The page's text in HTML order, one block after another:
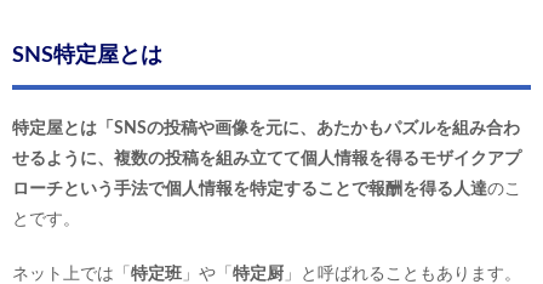
SNS特定屋とは
特定屋とは「SNSの投稿や画像を元に、あたかもパズルを組み合わ
せるように、複数の投稿を組み立てて個人情報を得るモザイクアプ
ローチという手法で個人情報を特定することで報酬を得る人達のこ
とです。
ネット上では「 特定班 」や「 特定厨 」と呼ばれることもあります。